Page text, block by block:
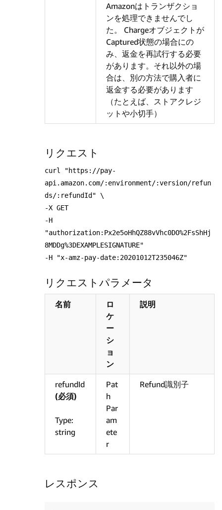
Amazonはトランザクショ
ンを処理できませんでし
た。 Chargeオブジェクトが
Captured状態の場合にの
み、返金を再試行する必要
があります。それ以外の場
合は、別の方法で購入者に
返金する必要があります
（たとえば、ストアクレジ
ットや小切手）
リクエスト
curl "https://pay-
api.amazon.com/:environment/:version/refun
ds/:refundId" \
-X GET
-H
"authorization:Px2e5oHhQZ88vVhc0DO%2FsShHj
8MDDg%3DEXAMPLESIGNATURE"
-H "x-amz-pay-date:20201012T235046Z"
リクエストパラメータ
名前
ロ
ケ
ー
シ
ョ
ン
説明
refundId
(必須)
Type:
string
Pat
h
Par
am
ete
r
Refund識別子
レスポンス